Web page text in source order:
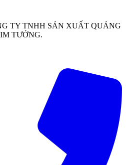
TY TNHH SẢN XUẤT QUẢNG
TƯỞNG.